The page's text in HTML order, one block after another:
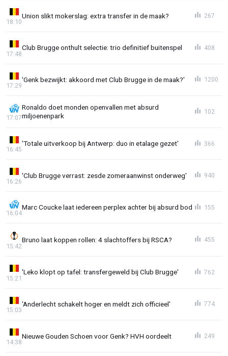
Union slikt mokerslag: extra transfer in de maak?
18:10
267
Club Brugge onthult selectie: trio definitief buitenspel
17:48
408
'Genk bezwijkt: akkoord met Club Brugge in de maak?'
17:29
1200
Ronaldo doet monden openvallen met absurd
miljoenenpark
17:07
102
'Totale uitverkoop bij Antwerp: duo in etalage gezet'
16:45
366
'Club Brugge verrast: zesde zomeraanwinst onderweg'
16:26
940
Marc Coucke laat iedereen perplex achter bij absurd bod
16:04
155
Bruno laat koppen rollen: 4 slachtoffers bij RSCA?
15:42
455
'Leko klopt op tafel: transfergeweld bij Club Brugge'
15:21
762
'Anderlecht schakelt hoger en meldt zich officieel'
15:03
774
Nieuwe Gouden Schoen voor Genk? HVH oordeelt
14:38
249